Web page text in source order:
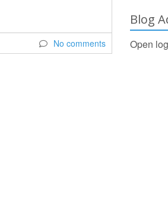
No comments
Blog
Open